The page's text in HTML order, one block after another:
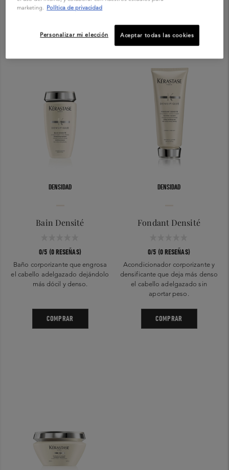
trata Kérastase. Las tecnologías densificantes, que incluyen ácido hialurónico
DENSIDAD
Bain Densité
0/5 (0 RESEÑAS)
Baño corporizante que engrosa
el cabello adelgazado dejándolo
más dócil y denso.
COMPRAR
DENSIDAD
Fondant Densité
0/5 (0 RESEÑAS)
Acondicionador corporizante y
densificante que deja más denso
el cabello adelgazado sin
aportar peso.
COMPRAR
marketing. Política de privacidad
Personalizar mi elección Aceptar todas las cookies